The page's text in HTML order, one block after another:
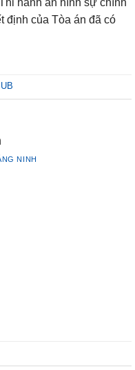
hành án hình sự chính
định của Tòa án đã có
UB
NINH